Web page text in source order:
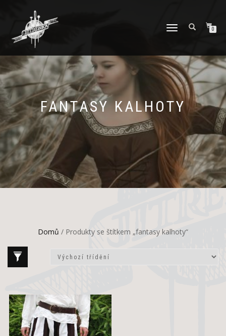
PŘEPNOUT
0
FANTASY KALHOTY
Domů / Produkty se štítkem „fantasy kalhoty“